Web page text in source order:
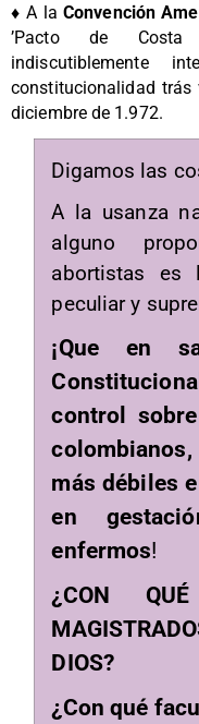
♦ A laConvención
’Pacto de Costa
indiscutiblemente
constitucionalidad
diciembre de 1.972.
Digamos las
A la usanza
alguno
abortistas es
peculiar y
¡Que en
control
más débiles
en
enfermos!
¿CON
DIOS?
¿Con qué